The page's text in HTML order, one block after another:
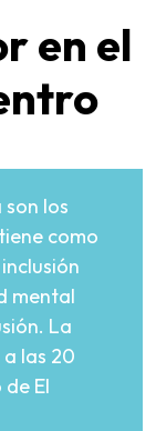
en el
los
como
mental
La
a las 20
El